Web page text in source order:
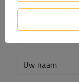
Voeg je
Uw naam